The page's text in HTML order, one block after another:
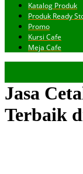
Katalog Produk
Produk Ready
Promo
Kursi Cafe
Meja Cafe
Jasa
Terbaik